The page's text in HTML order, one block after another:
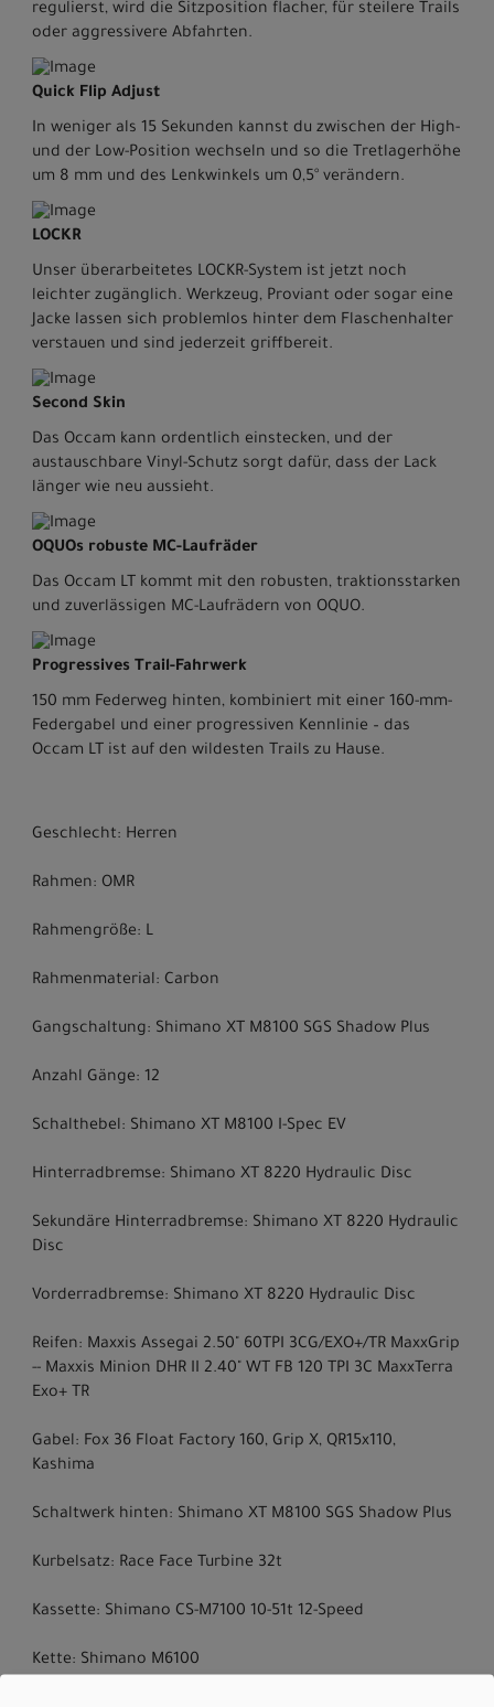
regulierst, wird die Sitzposition flacher, für steilere Trails
oder aggressivere Abfahrten.
Quick Flip Adjust
In weniger als 15 Sekunden kannst du zwischen der High-
und der Low-Position wechseln und so die Tretlagerhöhe
um 8 mm und des Lenkwinkels um 0,5° verändern.
LOCKR
Unser überarbeitetes LOCKR-System ist jetzt noch
leichter zugänglich. Werkzeug, Proviant oder sogar eine
Jacke lassen sich problemlos hinter dem Flaschenhalter
verstauen und sind jederzeit griffbereit.
Second Skin
Das Occam kann ordentlich einstecken, und der
austauschbare Vinyl-Schutz sorgt dafür, dass der Lack
länger wie neu aussieht.
OQUOs robuste MC-Laufräder
Das Occam LT kommt mit den robusten, traktionsstarken
und zuverlässigen MC-Laufrädern von OQUO.
Progressives Trail-Fahrwerk
150 mm Federweg hinten, kombiniert mit einer 160-mm-
Federgabel und einer progressiven Kennlinie – das
Occam LT ist auf den wildesten Trails zu Hause.
Geschlecht: Herren
Rahmen: OMR
Rahmengröße: L
Rahmenmaterial: Carbon
Gangschaltung: Shimano XT M8100 SGS Shadow Plus
Anzahl Gänge: 12
Schalthebel: Shimano XT M8100 I-Spec EV
Hinterradbremse: Shimano XT 8220 Hydraulic Disc
Sekundäre Hinterradbremse: Shimano XT 8220 Hydraulic
Disc
Vorderradbremse: Shimano XT 8220 Hydraulic Disc
Reifen: Maxxis Assegai 2.50" 60TPI 3CG/EXO+/TR MaxxGrip
-- Maxxis Minion DHR II 2.40" WT FB 120 TPI 3C MaxxTerra
Exo+ TR
Gabel: Fox 36 Float Factory 160, Grip X, QR15x110,
Kashima
Schaltwerk hinten: Shimano XT M8100 SGS Shadow Plus
Kurbelsatz: Race Face Turbine 32t
Kassette: Shimano CS-M7100 10-51t 12-Speed
Kette: Shimano M6100